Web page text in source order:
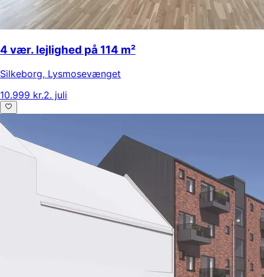
4 vær. lejlighed på 114 m²
Silkeborg, Lysmosevænget
10.999 kr.2. juli